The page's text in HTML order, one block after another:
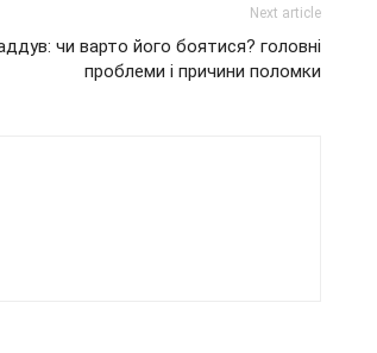
Next article
чи варто його боятися? головні
проблеми і причини поломки